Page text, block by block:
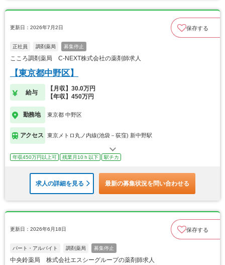
更新日：2026年7月2日 保存する
正社員 調剤薬局 募集停止
こころ調剤薬局 C-NEXT株式会社の薬剤師求人
【東京都中野区】
給与
【月収】30.0万円
【年収】450万円
勤務地 東京都 中野区
アクセス 東京メトロ丸ノ内線(池袋－荻窪) 新中野駅
年収450万円以上可 残業月10ｈ以下 駅チカ
求人の詳細を見る 最新の募集状況を問い合わせる
更新日：2026年6月18日 保存する
パート・アルバイト 調剤薬局 募集停止
中央鈴薬局 株式会社エスシーグループの薬剤師求人